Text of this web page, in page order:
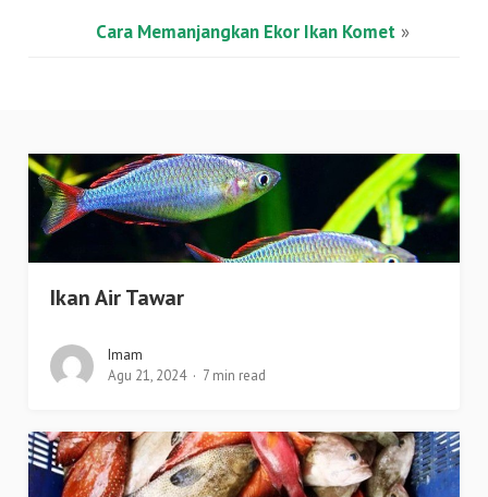
Cara Memanjangkan Ekor Ikan Komet»
Ikan Air Tawar
Imam
Agu 21, 2024
7 min read